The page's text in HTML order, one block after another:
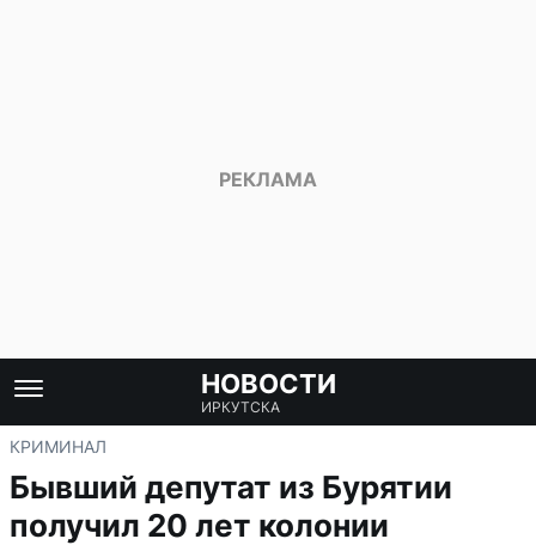
НОВОСТИ
ИРКУТСКА
КРИМИНАЛ
Бывший депутат из Бурятии
получил 20 лет колонии